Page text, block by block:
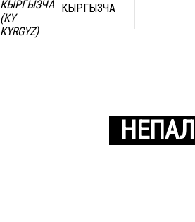
КЫРГЫЗЧА
НЕПАЛ